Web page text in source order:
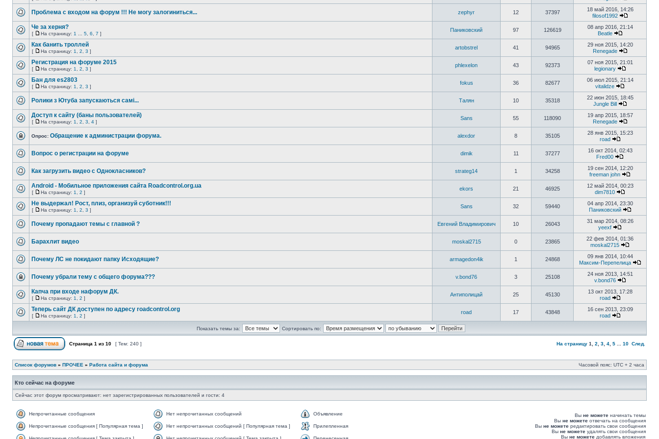
Проблема с входом на форум !!! Не могу залогиниться... zephyr 12 37397
18 май 2016, 14:26
filosof1992
Че за херня?
[ На страницу: 1 5 6 7 ]
Паниковский 97 126619
08 апр 2016, 21:14
Beatle
Как банить троллей
[ На страницу: 1 2 3 ]
artobstrel 41 94965
29 ноя 2015, 14:20
Renegade
Регистрация на форуме 2015
[ На страницу: 1 2 3 ]
phlexelon 43 92373
07 ноя 2015, 21:01
legionary
Бан для es2803
[ На страницу: 1 2 3 ]
fokus 36 82677
06 июл 2015, 21:14
vitalidze
Ролики з Ютуба запускаються самі... Талян 10 35318
22 июн 2015, 18:45
Jungle Bill
Доступ к сайту (баны пользователей)
[ На страницу: 1 2 3 4 ]
Sans 55 118090
19 апр 2015, 18:57
Renegade
Опрос: Обращение к администрации форума. alexdor 8 35105
28 янв 2015, 15:23
road
Вопрос о регистрации на форуме dimik 11 37277
16 окт 2014, 02:43
Fred00
Как загрузить видео с Однокласников? strateg14 1 34258
19 сен 2014, 12:20
freeman john
Android - Мобильное приложения сайта Roadcontrol.org.ua
[ На страницу: 1 2 ]
ekors 21 46925
12 май 2014, 00:23
dim7810
Не выдержал! Рост, плиз, организуй суботник!!!
[ На страницу: 1 2 3 ]
Sans 32 59440
04 апр 2014, 23:30
Паниковский
Почему пропадают темы с главной ? Евгений Владимирович 10 26043
31 мар 2014, 08:26
yeexf
Барахлит видео moskal2715 0 23865
22 фев 2014, 01:36
moskal2715
Почему ЛС не покидают папку Исходящие? armagedon4ik 1 24868
09 янв 2014, 10:44
Максим-Перепелица
Почему убрали тему с общего форума??? v.bond76 3 25108
24 ноя 2013, 14:51
v.bond76
Капча при входе нафорум ДК.
[ На страницу: 1 2 ]
Антиполицай 25 45130
13 окт 2013, 17:28
road
Теперь сайт ДК доступен по адресу roadcontrol.org
[ На страницу: 1 2 ]
road 17 43848
16 сен 2013, 23:09
road
Показать темы за: Сортировать по:
Страница 1 из 10 [ Тем: 240 ] На страницу 1 2 3 4 5 10 След.
Список форумов » ПРОЧЕЕ » Работа сайта и форума Часовой пояс: UTC + 2 часа
Кто сейчас на форуме
Сейчас этот форум просматривают: нет зарегистрированных пользователей и гости: 4
Непрочитанные сообщения Нет непрочитанных сообщений Объявление
Непрочитанные сообщения [ Популярная тема ] Нет непрочитанных сообщений [ Популярная тема ] Прилепленная
Вы не можете начинать темы
Вы не можете отвечать на сообщения
Вы не можете редактировать свои сообщения
Вы не можете удалять свои сообщения
Вы не можете добавлять вложения